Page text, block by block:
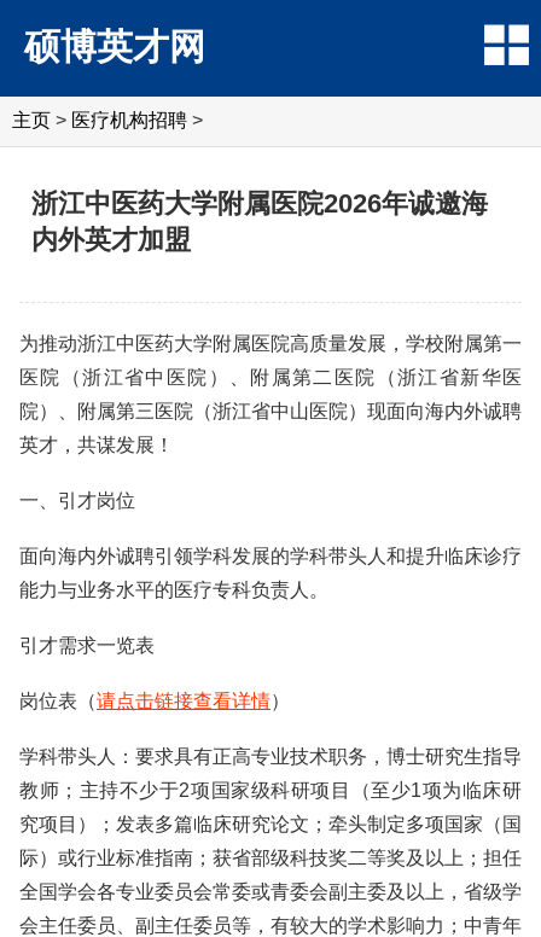
硕博英才网
主页 > 医疗机构招聘 >
浙江中医药大学附属医院2026年诚邀海
内外英才加盟
为推动浙江中医药大学附属医院高质量发展，学校附属第一
医院（浙江省中医院）、附属第二医院（浙江省新华医
院）、附属第三医院（浙江省中山医院）现面向海内外诚聘
英才，共谋发展！
一、引才岗位
面向海内外诚聘引领学科发展的学科带头人和提升临床诊疗
能力与业务水平的医疗专科负责人。
引才需求一览表
岗位表（请点击链接查看详情）
学科带头人：要求具有正高专业技术职务，博士研究生指导
教师；主持不少于2项国家级科研项目（至少1项为临床研
究项目）；发表多篇临床研究论文；牵头制定多项国家（国
际）或行业标准指南；获省部级科技奖二等奖及以上；担任
全国学会各专业委员会常委或青委会副主委及以上，省级学
会主任委员、副主任委员等，有较大的学术影响力；中青年